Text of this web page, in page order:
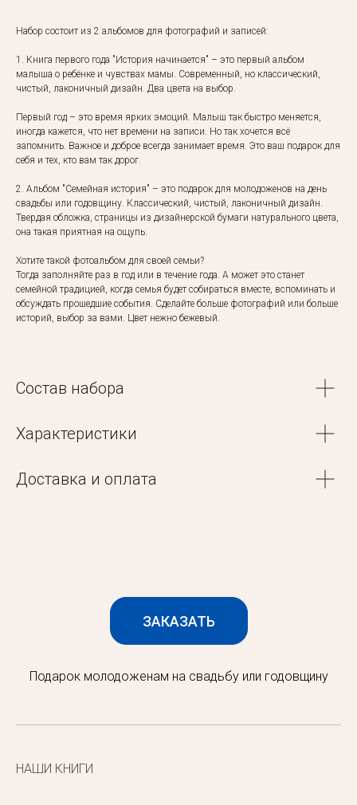
Набор состоит из 2 альбомов для фотографий и записей:
1. Книга первого года "История начинается" – это первый альбом
малыша о ребёнке и чувствах мамы. Современный, но классический,
чистый, лаконичный дизайн. Два цвета на выбор.
Первый год – это время ярких эмоций. Малыш так быстро меняется,
иногда кажется, что нет времени на записи. Но так хочется всё
запомнить. Важное и доброе всегда занимает время. Это ваш подарок для
себя и тех, кто вам так дорог.
2. Альбом "Семейная история" – это подарок для молодоженов на день
свадьбы или годовщину. Классический, чистый, лаконичный дизайн.
Твердая обложка, страницы из дизайнерской бумаги натурального цвета,
она такая приятная на ощупь.
Хотите такой фотоальбом для своей семьи?
Тогда заполняйте раз в год или в течение года. А может это станет
семейной традицией, когда семья будет собираться вместе, вспоминать и
обсуждать прошедшие события. Сделайте больше фотографий или больше
историй, выбор за вами. Цвет нежно бежевый.
Состав набора
Характеристики
Доставка и оплата
ЗАКАЗАТЬ
Подарок молодоженам на свадьбу или годовщину
НАШИ КНИГИ